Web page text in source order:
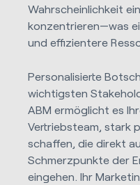
Wahrscheinlichkeit
konzentrieren—was
und effizientere
Personalisierte
wichtigsten
ABM ermöglicht es
Vertriebsteam, stark
schaffen, die direkt
Schmerzpunkte der
eingehen. Ihr